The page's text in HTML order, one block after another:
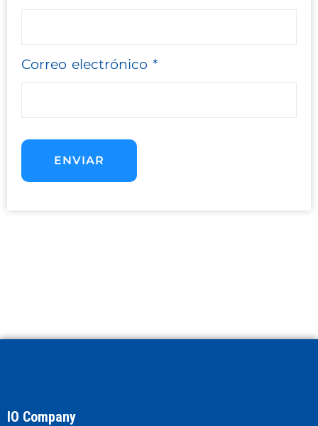
Correo electrónico *
IO Company